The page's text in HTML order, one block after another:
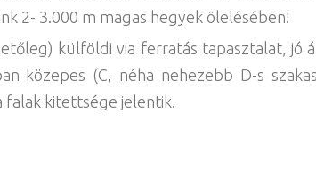
2- 3.000 m magas hegyek ölelésében!
külföldi via ferratás tapasztalat, jó
közepes (C, néha nehezebb D-s
falak kitettsége jelentik.